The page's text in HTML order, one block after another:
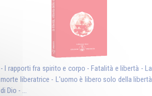
- I rapporti fra spirito e corpo - Fatalità e libertà - La
morte liberatrice - L'uomo è libero solo della libertà
di Dio - ...